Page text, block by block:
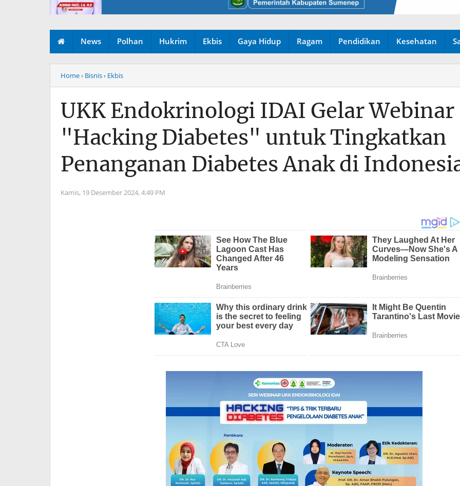
News Polhan Hukrim Ekbis Gaya Hidup Ragam Pendidikan Kesehatan
Home› Bisnis› Ekbis
UKK Endokrinologi IDAI Gelar Webinar
"Hacking Diabetes" untuk Tingkatkan
Penanganan Diabetes Anak di
Kamis, 19 Desember 2024, 4:49 PM